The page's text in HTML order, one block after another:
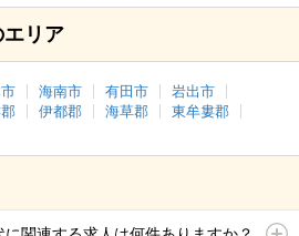
エリア
海南市 有田市
岩出市
伊都郡 海草郡
東牟婁郡